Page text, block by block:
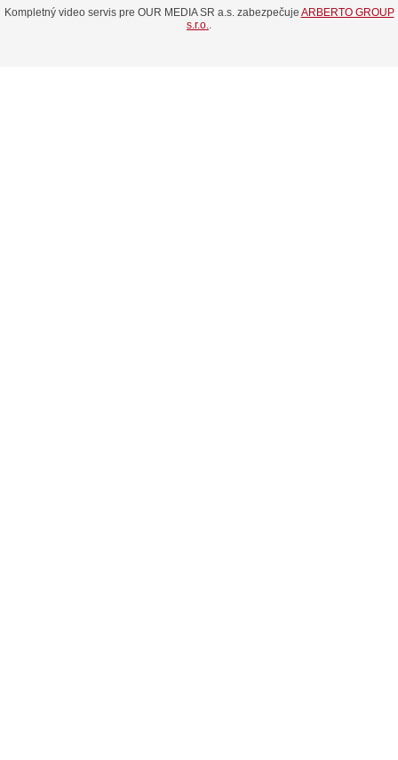
Kompletný video servis pre OUR MEDIA SR a.s. zabezpečuje ARBERTO GROUP
s.r.o.